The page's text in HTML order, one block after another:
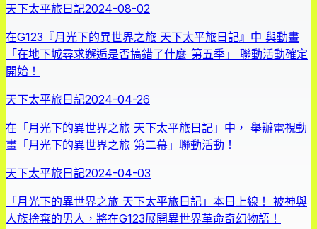
天下太平旅日記2024-08-02
在G123『月光下的異世界之旅 天下太平旅日記』中 與動畫
「在地下城尋求邂逅是否搞錯了什麼 第五季」 聯動活動確定
開始！
天下太平旅日記2024-04-26
在「月光下的異世界之旅 天下太平旅日記」中， 舉辦電視動
畫「月光下的異世界之旅 第二幕」聯動活動！
天下太平旅日記2024-04-03
「月光下的異世界之旅 天下太平旅日記」本日上線！ 被神與
人族捨棄的男人，將在G123展開異世界革命奇幻物語！